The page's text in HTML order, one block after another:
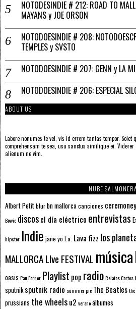
NOTODESINDIE # 212: ROAD TO
MAYANS y JOE ORSON
NOTODOESINDIE # 208:
TEMPLES y SVSTO
NOTODOESINDIE # 207: GENN y LA
NOTODOESINDIE # 206: ESPECIAL
ABOUT US
Labore nonumes te vel, vis id errem tantas tempor.
comprehensam te sea, usu sanctus similique ei.
alienum ne vim.
NUBE
Albert Petitblurbn mallorcacanciones ceremoney
Bowie discosel día eléctrico entrevistas
hipster Indie jane yo l.a. Lava fizz los
MALLORCA LIve FESTIVAL música
oasis Pau Forner Playlist pop radioRelatos Cortos
sputnik sputnik radio summer pie The Beatles
prussians the wheelsu2 veranoálbumes